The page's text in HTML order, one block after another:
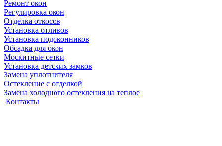
Ремонт окон
Регулировка окон
Отделка откосов
Установка отливов
Установка подоконников
Обсадка для окон
Москитные сетки
Установка детских замков
Замена уплотнителя
Остекление с отделкой
Замена холодного остекления на теплое
Контакты